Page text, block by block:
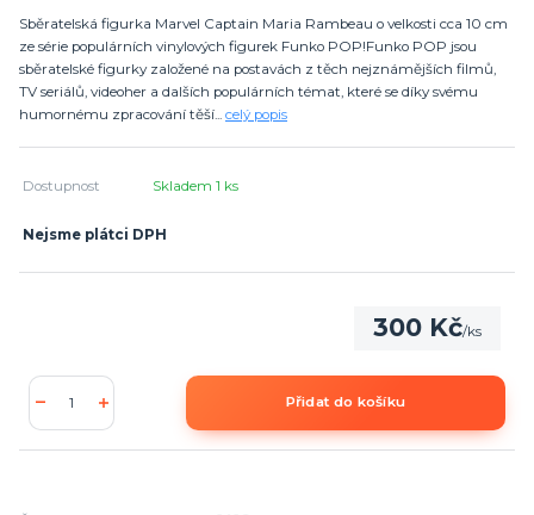
Sběratelská figurka Marvel Captain Maria Rambeau o velkosti cca 10 cm
ze série populárních vinylových figurek Funko POP!Funko POP jsou
sběratelské figurky založené na postavách z těch nejznámějších filmů,
TV seriálů, videoher a dalších populárních témat, které se díky svému
humornému zpracování těší... celý popis
Dostupnost Skladem 1 ks
Nejsme plátci DPH
300 Kč/ks
Přidat do košíku